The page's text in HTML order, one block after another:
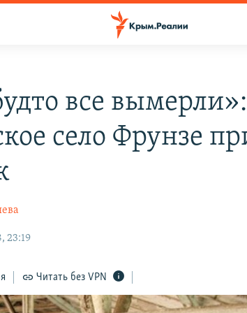
все
село Фрунзе
23:19
Читать без VPN